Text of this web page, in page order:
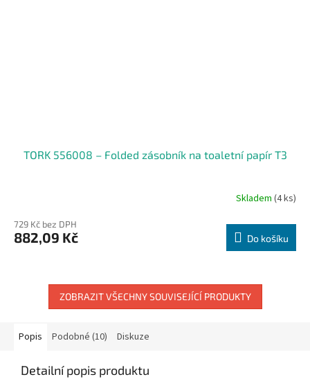
TORK 556008 – Folded zásobník na toaletní papír T3
Skladem (4 ks)
729 Kč bez DPH
882,09 Kč Do košíku
ZOBRAZIT VŠECHNY SOUVISEJÍCÍ PRODUKTY
Popis Podobné (10) Diskuze
Detailní popis produktu